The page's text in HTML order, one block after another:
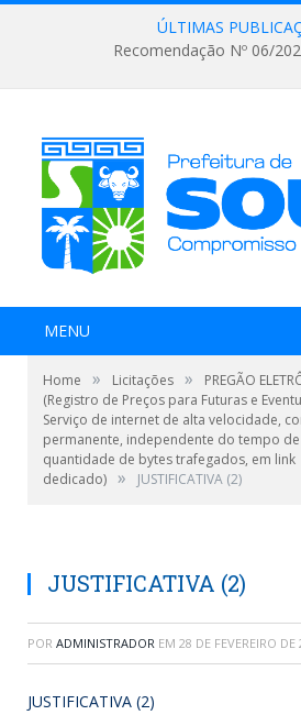
ÚLTIMAS
Recomendação Nº 06/
MENU
Home » Licitações »
PREGÃO
(Registro de Preços para Futuras e
Serviço de internet de alta velocidade,
permanente, independente do tempo
quantidade de bytes trafegados, em link
dedicado) » JUSTIFICATIVA (2)
JUSTIFICATIVA (2)
POR ADMINISTRADOR EM 28 DE FEVEREIRO DE
JUSTIFICATIVA (2)